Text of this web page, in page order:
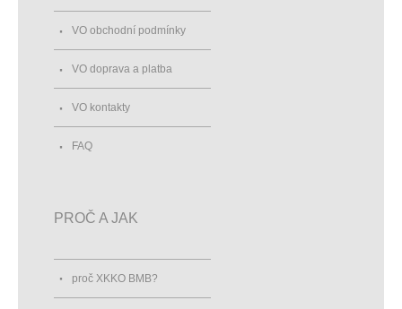
VO obchodní podmínky
VO doprava a platba
VO kontakty
FAQ
PROČ A JAK
proč XKKO BMB?